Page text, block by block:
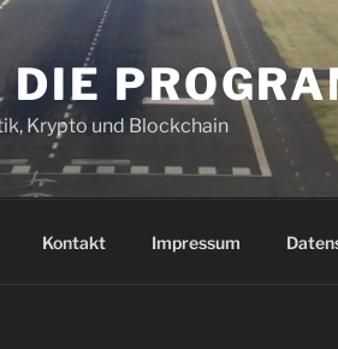
Krypto und Blockchain
Kontakt Impressum